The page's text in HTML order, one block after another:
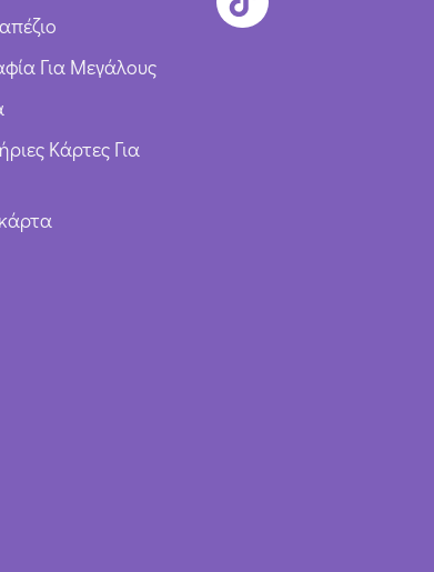
Για Μεγάλους
Κάρτες Για